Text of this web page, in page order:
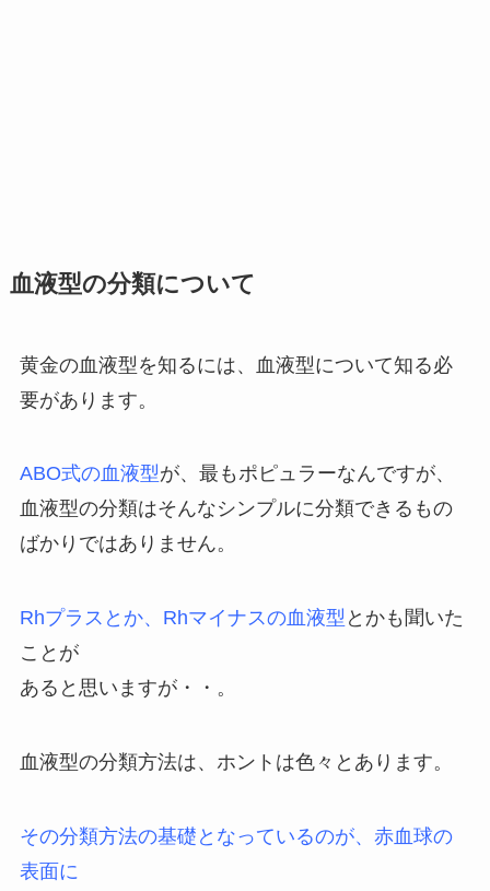
血液型の分類について
黄金の血液型を知るには、血液型について知る必
要があります。
ABO式の血液型が、最もポピュラーなんですが、
血液型の分類はそんなシンプルに分類できるもの
ばかりではありません。
Rhプラスとか、Rhマイナスの血液型 とかも聞いた
ことが
あると思いますが・・。
血液型の分類方法は、ホントは色々とあります。
その分類方法の基礎となっているのが、赤血球の
表面に